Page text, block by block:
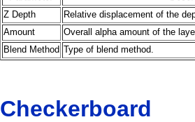
Z Depth
Relative displacement of the
Amount
Overall alpha amount of the
Blend Method
Type of blend method.
Checkerboard